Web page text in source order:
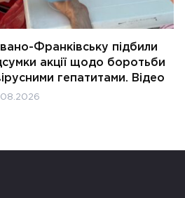
Франківську підбили
акції щодо боротьби
гепатитами. Відео